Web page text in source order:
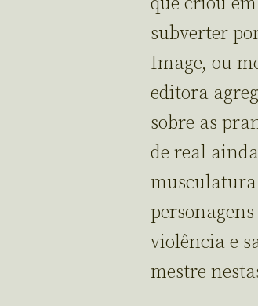
subverter
Image, ou
editora
sobre as
de real
musculatura
violência e
mestre